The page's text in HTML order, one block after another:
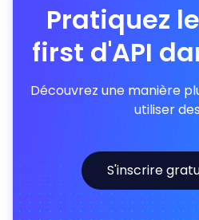
Pratiquez
first d'API
Découvrez une manière
utiliser
S'inscrire